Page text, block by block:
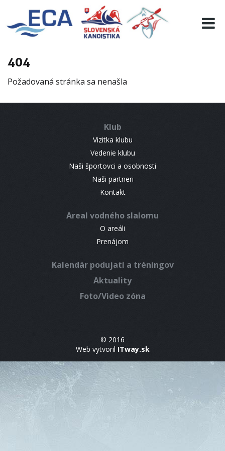
404
Požadovaná stránka sa nenašla
Klub
Vizitka klubu
Vedenie klubu
Naši športovci a osobnosti
Naši partneri
Kontakt
Areal vodného slalomu
O areáli
Prenájom
Kalendár podujatí a tréningov
Aktuality
Foto/Video zóna
© 2016
Web vytvoril ITway.sk
EURO 19
INFO
RESULTS
CONTACT